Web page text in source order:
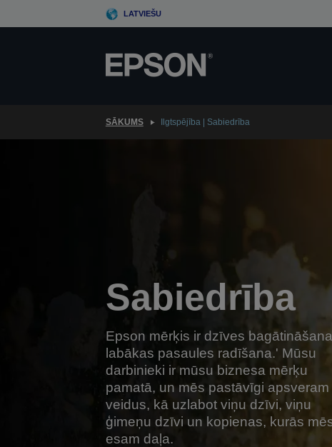
to
LATVIEŠU
SĀKUMS Ilgtspējība | Sabiedrība
Sabiedrība
Epson mērķis ir dzīves
labākas pasaules radīšana.' Mūsu
darbinieki ir mūsu biznesa mērķu
pamatā, un mēs pastāvīgi apsveram
veidus, kā uzlabot viņu dzīvi, viņu
ģimeņu dzīvi un kopienas, kurās
esam daļa.